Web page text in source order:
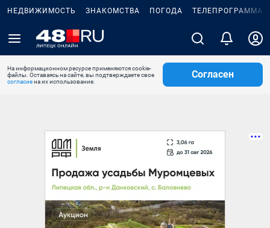
НЕДВИЖИМОСТЬ ЗНАКОМСТВА ПОГОДА ТЕЛЕПРОГРАММА
На информационном ресурсе применяются cookie-
файлы. Оставаясь на сайте, вы подтверждаете свое
согласиена их использование.
Согласен